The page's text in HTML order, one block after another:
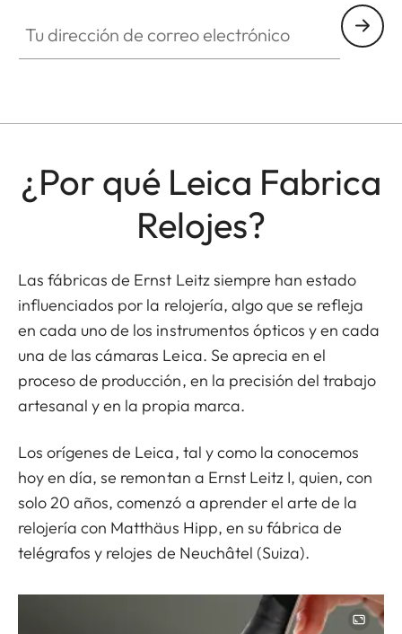
¿Por qué Leica Fabrica
Relojes?
Las fábricas de Ernst Leitz siempre han estado
influenciados por la relojería, algo que se refleja
en cada uno de los instrumentos ópticos y en cada
una de las cámaras Leica. Se aprecia en el
proceso de producción, en la precisión del trabajo
artesanal y en la propia marca.
Los orígenes de Leica, tal y como la conocemos
hoy en día, se remontan a Ernst Leitz I, quien, con
solo 20 años, comenzó a aprender el arte de la
relojería con Matthäus Hipp, en su fábrica de
telégrafos y relojes de Neuchâtel (Suiza).